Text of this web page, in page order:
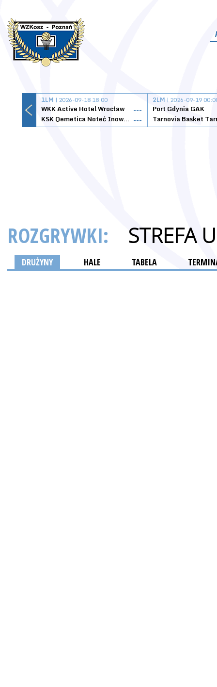
1LM | 2026-09-18 18:00
WKK Active Hotel Wrocław
---
KSK Qemetica Noteć Inowrocław ---
2LM | 2026-09-19
Port Gdynia GAK
ROZGRYWKI: STREFA
DRUŻYNY HALE TABELA